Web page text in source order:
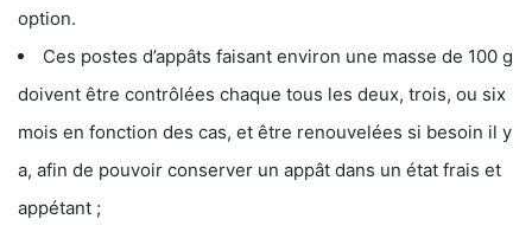
option.
Ces postes d’appâts faisant environ une masse de 100 g
doivent être contrôlées chaque tous les deux, trois, ou six
mois en fonction des cas, et être renouvelées si besoin il y
a, afin de pouvoir conserver un appât dans un état frais et
appétant ;